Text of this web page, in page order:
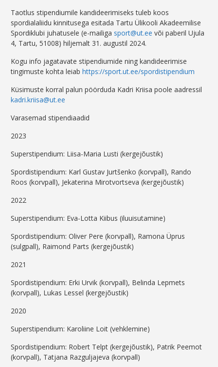
Taotlus stipendiumile kandideerimiseks tuleb koos
spordialaliidu kinnitusega esitada Tartu Ülikooli Akadeemilise
Spordiklubi juhatusele (e-mailiga sport@ut.ee või paberil Ujula
4, Tartu, 51008) hiljemalt 31. augustil 2024.
Kogu info jagatavate stipendiumide ning kandideerimise
tingimuste kohta leiabhttps://sport.ut.ee/spordistipendium
Küsimuste korral palun pöörduda Kadri Kriisa poole aadressil
kadri.kriisa@ut.ee
Varasemad stipendiaadid
2023
Superstipendium: Liisa-Maria Lusti (kergejõustik)
Spordistipendium: Karl Gustav Jurtšenko (korvpall), Rando
Roos (korvpall), Jekaterina Mirotvortseva (kergejõustik)
2022
Superstipendium: Eva-Lotta Kiibus (iluuisutamine)
Spordistipendium: Oliver Pere (korvpall), Ramona Üprus
(sulgpall), Raimond Parts (kergejõustik)
2021
Spordistipendium: Erki Urvik (korvpall), Belinda Lepmets
(korvpall), Lukas Lessel (kergejõustik)
2020
Superstipendium: Karoliine Loit (vehklemine)
Spordistipendium: Robert Telpt (kergejõustik), Patrik Peemot
(korvpall), Tatjana Razguljajeva (korvpall)